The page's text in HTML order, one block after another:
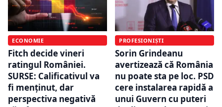
ECONOMIE
Fitch decide vineri
ratingul României.
SURSE: Calificativul va
fi menținut, dar
perspectiva negativă
PROFESIONIȘTI
Sorin Grindeanu
avertizează că România
nu poate sta pe loc. PSD
cere instalarea rapidă a
unui Guvern cu puteri